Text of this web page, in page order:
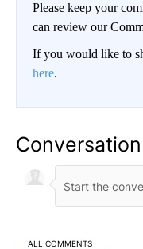
Please keep your
can review our
If you would like to
here.
Conversation
ALL COMMENTS